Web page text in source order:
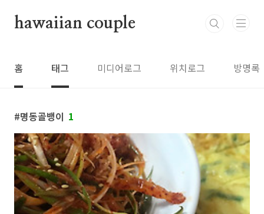
hawaiian couple
홈 태그 미디어로그 위치로그 방명록
명동골뱅이 1